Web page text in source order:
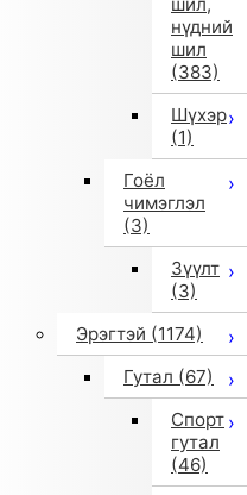
нүдний
шил
(383)
Шүхэр
(1)
Гоёл
чимэглэл
(3)
Зүүлт
(3)
Эрэгтэй (1174)
Гутал (67)
Спорт
гутал
(46)
Accessories